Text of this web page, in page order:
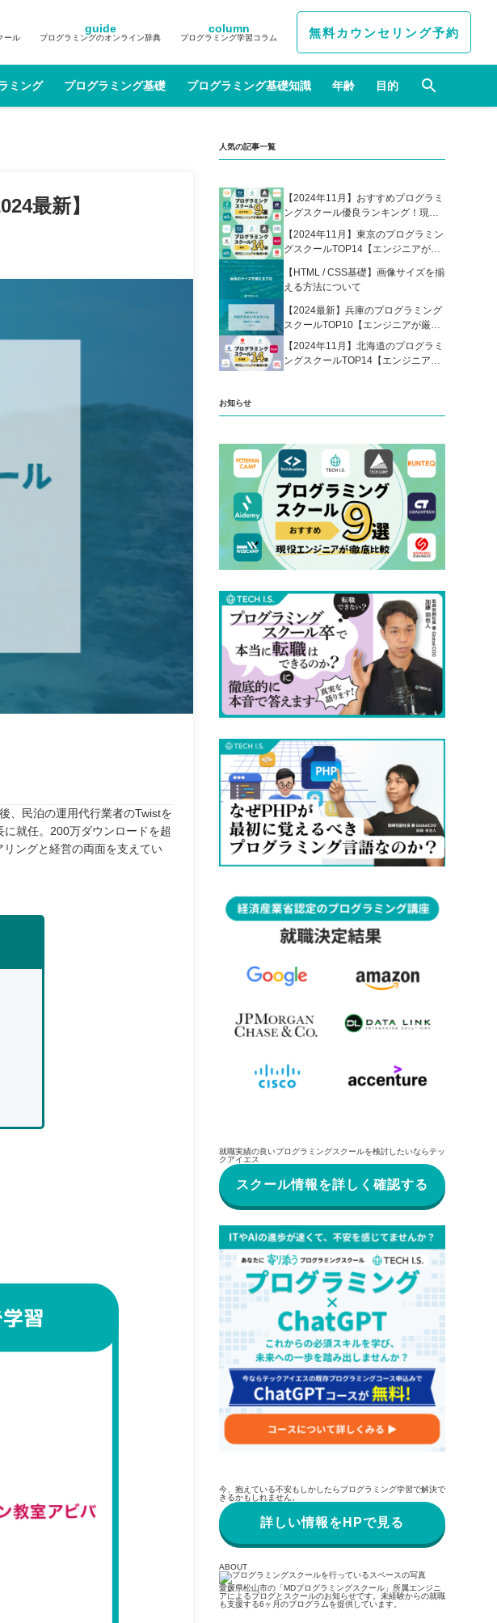
ール
guide
プログラミングのオンライン辞典
column
プログラミング学習コラム 無料カウンセリング予約
ミング プログラミング基礎 プログラミング基礎知識 年齢 目的
最新】
、民泊の運用代行業者のTwistを
就任。200万ダウンロードを超
ングと経営の両面を支えてい
人気の記事一覧
【2024年11月】おすすめプログラミ
ングスクール優良ランキング！現役
エンジニアが選んだ人気プログラミ
ングスクールの比較表あり
【2024年11月】東京のプログラミン
グスクールTOP14【エンジニアが厳
【HTML / CSS基礎】画像サイズを揃
える方法について
【2024最新】兵庫のプログラミング
スクールTOP10【エンジニアが厳
選】
【2024年11月】北海道のプログラミ
ングスクールTOP14【エンジニアが
お知らせ
就職実績の良いプログラミングスクールを検討したいならテッ
クアイエス
スクール情報を詳しく確認する
今、抱えている不安もしかしたらプログラミング学習で解決で
きるかもしれません。
詳しい情報をHPで見る
ABOUT
愛媛県松山市の「MDプログラミングスクール」所属エンジニ
アによるブログとスクールのお知らせです。未経験からの就職
も支援する6ヶ月のプログラムを提供しています。